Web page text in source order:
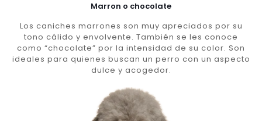
Marron o chocolate
Los caniches marrones son muy apreciados por su
tono cálido y envolvente. También se les conoce
como “chocolate” por la intensidad de su color. Son
ideales para quienes buscan un perro con un aspecto
dulce y acogedor.